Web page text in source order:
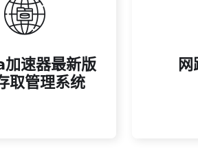
速器最新版
管理系统
速器最新版
管理系统
据安全，简化管理
企业运作效率与风
专业的
提升运